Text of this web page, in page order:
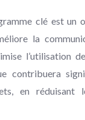
clé est un
la
l’utilisation
contribuera
en réduisant